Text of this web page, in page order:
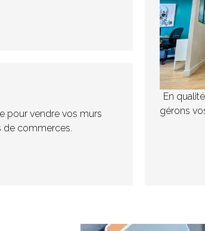
pour vendre vos murs
de commerces.
En
gérons